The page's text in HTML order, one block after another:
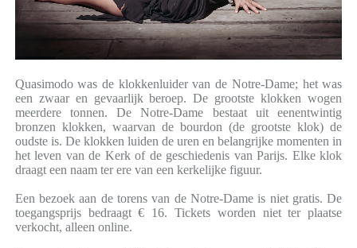
Quasimodo was de klokkenluider van de Notre-Dame; het was
een zwaar en gevaarlijk beroep. De grootste klokken wogen
meerdere tonnen. De Notre-Dame bestaat uit eenentwintig
bronzen klokken, waarvan de bourdon (de grootste klok) de
oudste is. De klokken luiden de uren en belangrijke momenten in
het leven van de Kerk of de geschiedenis van Parijs. Elke klok
draagt ​​een naam ter ere van een kerkelijke figuur.
Een bezoek aan de torens van de Notre-Dame is niet gratis. De
toegangsprijs bedraagt ​​€ 16. Tickets worden niet ter plaatse
verkocht, alleen online.